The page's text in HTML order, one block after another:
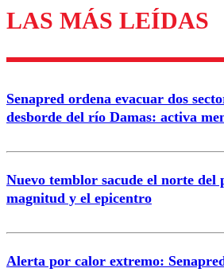
Los comentarios son moderados
diálogo respetuoso.
Nombre
Correo
LAS MÁS LEÍDAS
Senapred ordena evacuar dos
desborde del río Damas: activa
Nuevo temblor sacude el norte del
magnitud y el epicentro
Alerta por calor extremo: